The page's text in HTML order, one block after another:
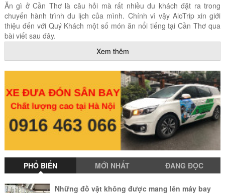
Ăn gì ở Cần Thơ là câu hỏi mà rất nhiều du khách đặt ra trong
chuyến hành trình du lịch của mình. Chính vì vậy AloTrip xin giới
thiệu đến với Quý Khách một số món ăn nổi tiếng tại Cần Thơ qua
bài viết sau đây.
Xem thêm
PHỔ BIẾN MỚI NHẤT ĐANG ĐỌC
Những đồ vật không được mang lên máy bay